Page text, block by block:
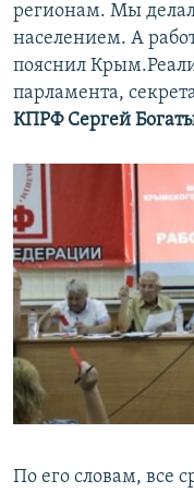
регионам. Мы
населением. А
пояснил
парламента,
КПРФ Сергей
По его словам, все